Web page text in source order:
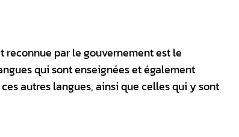
par le gouvernement est le
qui sont enseignées et également
autres langues, ainsi que celles qui y sont